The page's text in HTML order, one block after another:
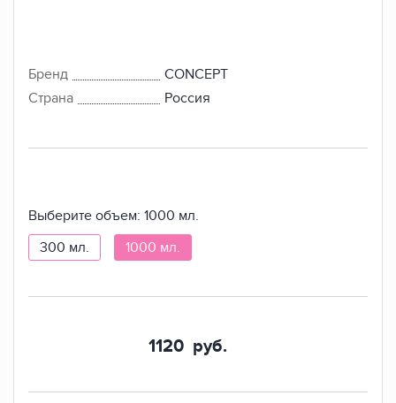
Бренд
CONCEPT
Страна
Россия
Выберите объем: 1000 мл.
300 мл.
1000 мл.
1120руб.